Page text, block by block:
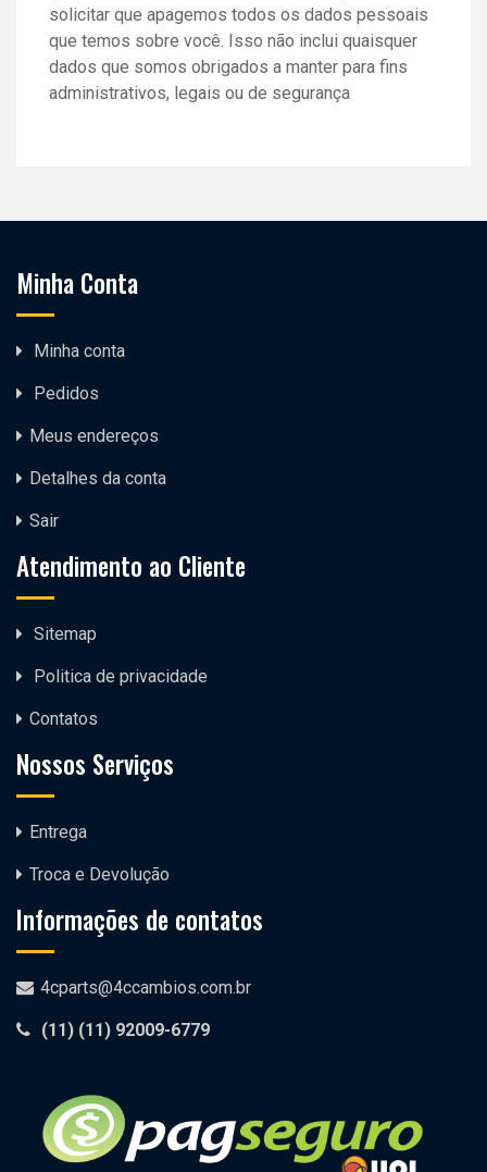
solicitar que apagemos todos os dados pessoais
que temos sobre você. Isso não inclui quaisquer
dados que somos obrigados a manter para fins
administrativos, legais ou de segurança
Minha Conta
Minha conta
Pedidos
Meus endereços
Detalhes da conta
Sair
Atendimento ao Cliente
Sitemap
Politica de privacidade
Contatos
Nossos Serviços
Entrega
Troca e Devolução
Informações de contatos
4cparts@4ccambios.com.br
(11) (11) 92009-6779